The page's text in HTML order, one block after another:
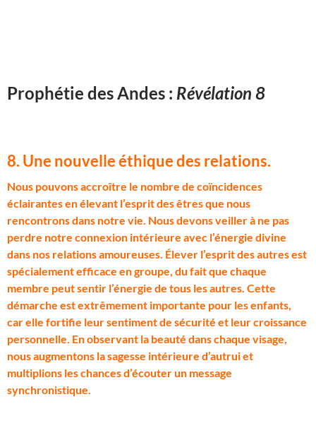
Prophétie des Andes : Révélation 8
8. Une nouvelle éthique des relations.
Nous pouvons accroître le nombre de coïncidences
éclairantes en élevant l’esprit des êtres que nous
rencontrons dans notre vie. Nous devons veiller à ne pas
perdre notre connexion intérieure avec l’énergie divine
dans nos relations amoureuses. Élever l’esprit des autres est
spécialement efficace en groupe, du fait que chaque
membre peut sentir l’énergie de tous les autres. Cette
démarche est extrêmement importante pour les enfants,
car elle fortifie leur sentiment de sécurité et leur croissance
personnelle. En observant la beauté dans chaque visage,
nous augmentons la sagesse intérieure d’autrui et
multiplions les chances d’écouter un message
synchronistique.